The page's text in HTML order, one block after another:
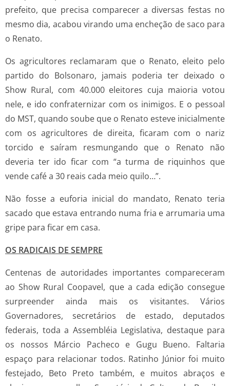
prefeito, que precisa comparecer a diversas festas no
mesmo dia, acabou virando uma encheção de saco para
o Renato.
Os agricultores reclamaram que o Renato, eleito pelo
partido do Bolsonaro, jamais poderia ter deixado o
Show Rural, com 40.000 eleitores cuja maioria votou
nele, e ido confraternizar com os inimigos. E o pessoal
do MST, quando soube que o Renato esteve inicialmente
com os agricultores de direita, ficaram com o nariz
torcido e saíram resmungando que o Renato não
deveria ter ido ficar com “a turma de riquinhos que
vende café a 30 reais cada meio quilo…”.
Não fosse a euforia inicial do mandato, Renato teria
sacado que estava entrando numa fria e arrumaria uma
gripe para ficar em casa.
OS RADICAIS DE SEMPRE
Centenas de autoridades importantes compareceram
ao Show Rural Coopavel, que a cada edição consegue
surpreender ainda mais os visitantes. Vários
Governadores, secretários de estado, deputados
federais, toda a Assembléia Legislativa, destaque para
os nossos Márcio Pacheco e Gugu Bueno. Faltaria
espaço para relacionar todos. Ratinho Júnior foi muito
festejado, Beto Preto também, e muitos abraços e